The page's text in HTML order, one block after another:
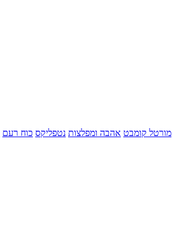
מורטל קומבט אהבה ומפלצות נטפליקס כוח רעם